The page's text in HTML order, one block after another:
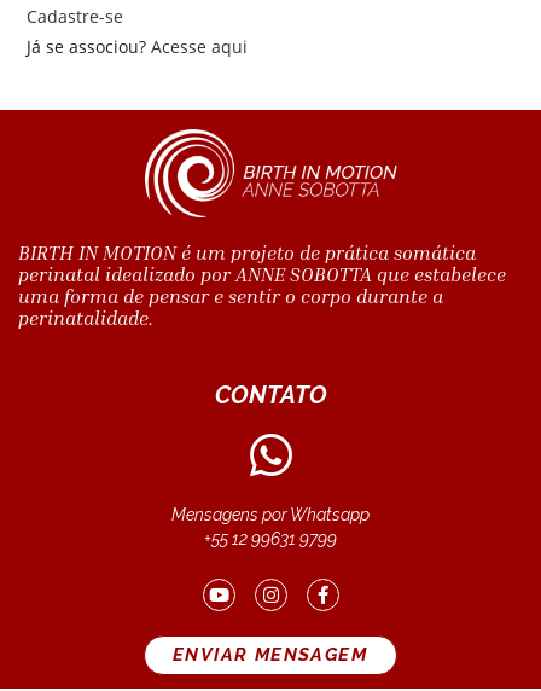
Cadastre-se
Já se associou?Acesse aqui
BIRTH IN MOTION é um projeto de prática somática
perinatal idealizado por ANNE SOBOTTA que estabelece
uma forma de pensar e sentir o corpo durante a
perinatalidade.
CONTATO
Mensagens por Whatsapp
+55 12 99631 9799
ENVIAR MENSAGEM